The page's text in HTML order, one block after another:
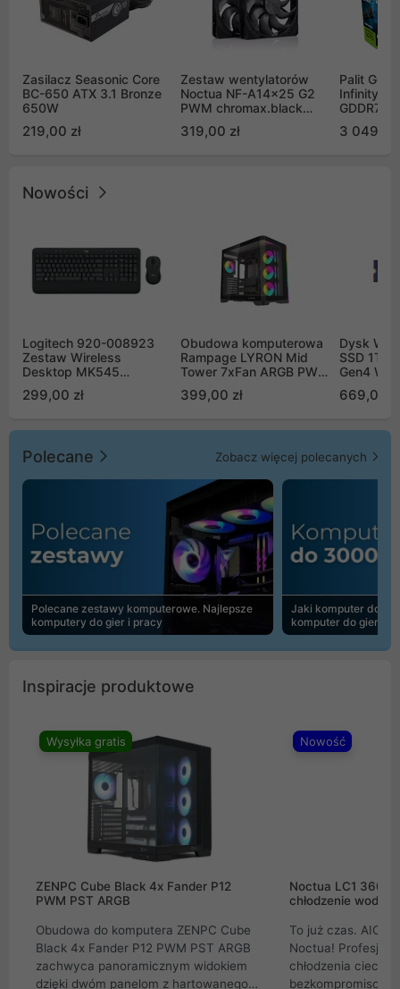
Zasilacz Seasonic Core
BC-650 ATX 3.1 Bronze
650W
219,00 zł
Zestaw wentylatorów
Noctua NF-A14x25 G2
PWM chromax.black
Push Pull (2szt)
319,00 zł
Palit
Infinity 3
GDDR7
GB2050S)
3 049,00
Nowości
Logitech 920-008923
Zestaw Wireless
Desktop MK545
299,00 zł
Obudowa komputerowa
Rampage LYRON Mid
Tower 7xFan ARGB PWM
399,00 zł
Dysk WD
SSD 1TB
Gen4
669,00
Polecane Zobacz więcej polecanych
Polecane zestawy komputerowe. Najlepsze
komputery do gier i pracy
Jaki komputer do
komputer do gier |
Inspiracje produktowe
Wysyłka gratis
ZENPC Cube Black 4x Fander P12
PWM PST ARGB
Obudowa do komputera ZENPC Cube
Black 4x Fander P12 PWM PST ARGB
zachwyca panoramicznym widokiem
dzięki dwóm panelom z hartowanego
Nowość
Noctua LC1
chłodzenie wodne
To już czas. AIO
Noctua!
chłodzenia cieczą